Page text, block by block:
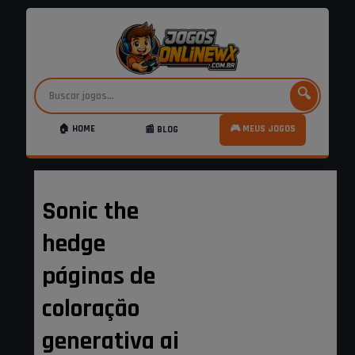
🔍
🏠 HOME 📰 BLOG 🎮 MEUS JOGOS
Sonic the
hedge
páginas de
coloração
generativa ai